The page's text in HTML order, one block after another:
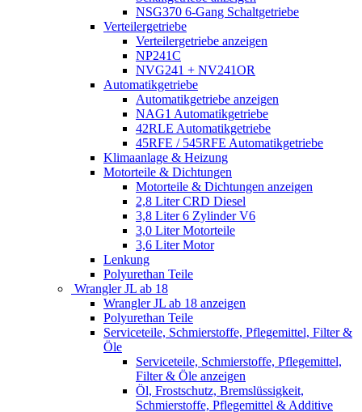
NSG370 6-Gang Schaltgetriebe
Verteilergetriebe
Verteilergetriebe anzeigen
NP241C
NVG241 + NV241OR
Automatikgetriebe
Automatikgetriebe anzeigen
NAG1 Automatikgetriebe
42RLE Automatikgetriebe
45RFE / 545RFE Automatikgetriebe
Klimaanlage & Heizung
Motorteile & Dichtungen
Motorteile & Dichtungen anzeigen
2,8 Liter CRD Diesel
3,8 Liter 6 Zylinder V6
3,0 Liter Motorteile
3,6 Liter Motor
Lenkung
Polyurethan Teile
Wrangler JL ab 18
Wrangler JL ab 18 anzeigen
Polyurethan Teile
Serviceteile, Schmierstoffe, Pflegemittel, Filter &
Öle
Serviceteile, Schmierstoffe, Pflegemittel,
Filter & Öle anzeigen
Öl, Frostschutz, Bremslüssigkeit,
Schmierstoffe, Pflegemittel & Additive